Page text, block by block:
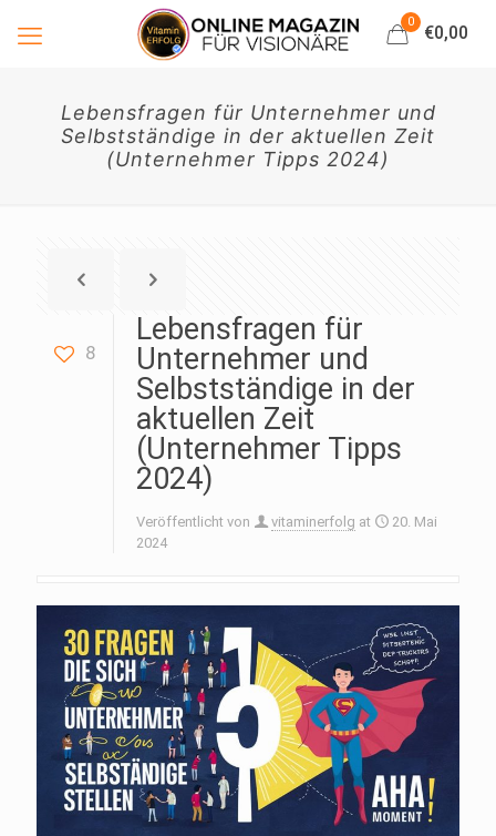
0
€0,00
Lebensfragen für Unternehmer und
Selbstständige in der aktuellen Zeit
(Unternehmer Tipps 2024)
8
Lebensfragen für
Unternehmer und
Selbstständige in der
aktuellen Zeit
(Unternehmer Tipps
2024)
Veröffentlicht von vitaminerfolg at
20. Mai
2024